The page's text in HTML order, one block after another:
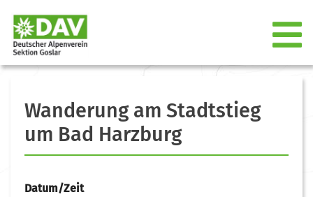
Wanderung am Stadtstieg
um Bad Harzburg
Datum/Zeit